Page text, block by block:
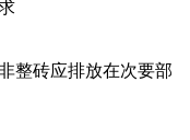
整砖应排放在次要部